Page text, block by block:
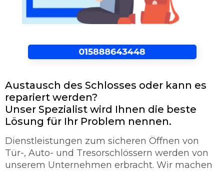
Austausch des Schlosses oder kann es
repariert werden?
Unser Spezialist wird Ihnen die beste
Lösung für Ihr Problem nennen.
Dienstleistungen zum sicheren Öffnen von
Tür-, Auto- und Tresorschlössern werden von
unserem Unternehmen erbracht. Wir machen